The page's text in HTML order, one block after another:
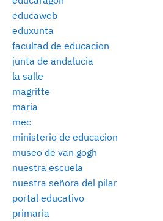
educaweb
eduxunta
facultad de educacion
junta de andalucia
la salle
magritte
maria
mec
ministerio de educacion
museo de van gogh
nuestra escuela
nuestra señora del pilar
portal educativo
primaria